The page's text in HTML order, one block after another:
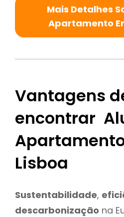
Mais Detalhes
Apartamento
Vantagens
encontrar
Lisboa
Sustentabilidade,
descarbonização na